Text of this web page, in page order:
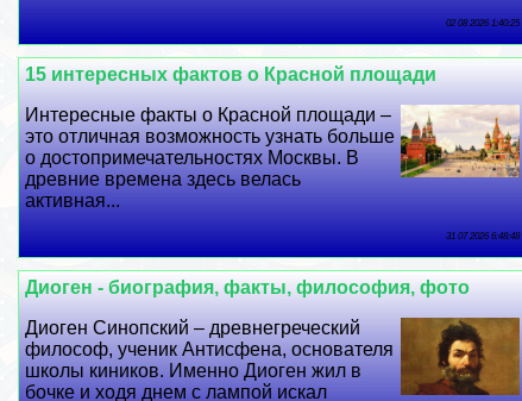
02 08 2026 1:40:25
15 интересных фактов о Красной площади
Интересные факты о Красной площади –
это отличная возможность узнать больше
о достопримечательностях Москвы. В
древние времена здесь велась
активная...
31 07 2026 6:48:48
Диоген - биография, факты, философия, фото
Диоген Синопский – древнегреческий
философ, ученик Антисфена, основателя
школы киников. Именно Диоген жил в
бочке и ходя днем с лампой искал